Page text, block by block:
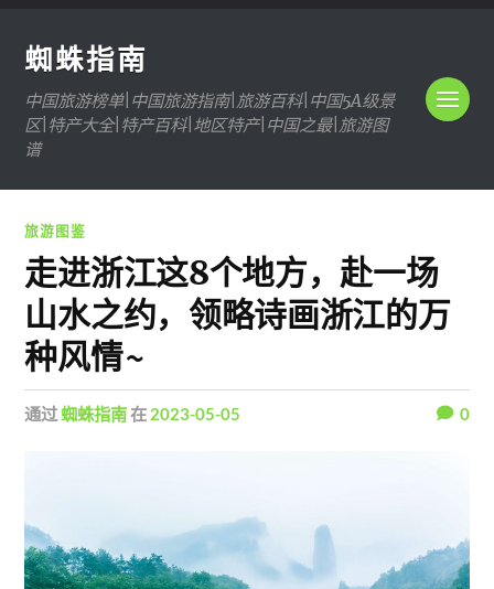
蜘蛛指南
中国旅游榜单|中国旅游指南|旅游百科|中国5A级景
区|特产大全|特产百科|地区特产|中国之最|旅游图
谱
旅游图鉴
走进浙江这8个地方，赴一场
山水之约，领略诗画浙江的万
种风情~
通过蜘蛛指南在 2023-05-05 0